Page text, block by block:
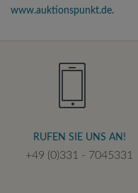
www.auktionspunkt.de.
RUFEN SIE UNS AN!
+49 (0)331 - 7045331